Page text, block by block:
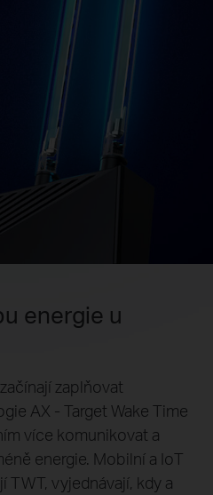
energie u
zaplňovat
AX - Target Wake Time
více komunikovat a
energie. Mobilní a IoT
TWT, vyjednávají, kdy a